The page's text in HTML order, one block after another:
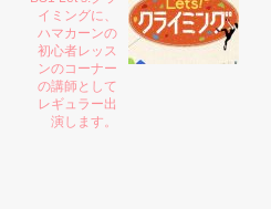
イミングに、
ハマカーンの
初心者レッス
ンのコーナー
の講師として
レギュラー出
演します。